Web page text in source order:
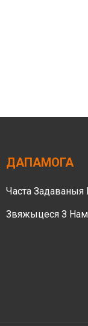
ДАПАМОГА
Часта Задаваныя
Звяжыцеся З